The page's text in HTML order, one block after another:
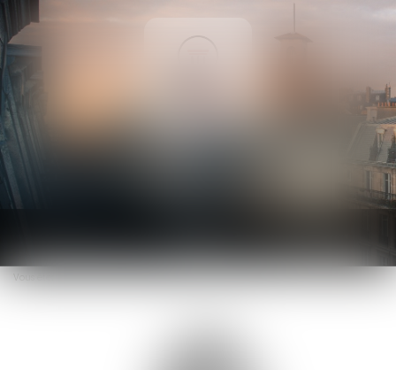
Ouvrir
le
menu
Vous êtes ici :L'équipe Isabelle GABRIEL